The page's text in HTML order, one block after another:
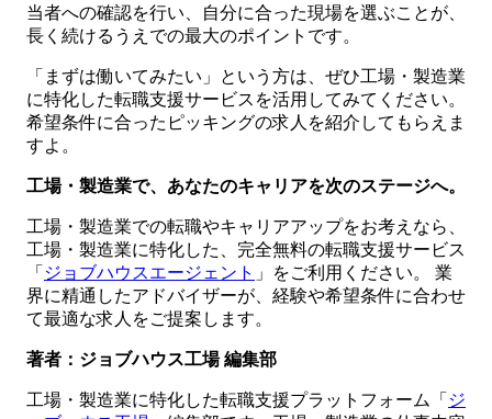
当者への確認を行い、自分に合った現場を選ぶことが、
長く続けるうえでの最大のポイントです。
「まずは働いてみたい」という方は、ぜひ工場・製造業
に特化した転職支援サービスを活用してみてください。
希望条件に合ったピッキングの求人を紹介してもらえま
すよ。
工場・製造業で、あなたのキャリアを次のステージへ。
工場・製造業での転職やキャリアアップをお考えなら、
工場・製造業に特化した、完全無料の転職支援サービス
「 ジョブハウスエージェント 」をご利用ください。 業
界に精通したアドバイザーが、経験や希望条件に合わせ
て最適な求人をご提案します。
著者：ジョブハウス工場 編集部
工場・製造業に特化した転職支援プラットフォーム「 ジ